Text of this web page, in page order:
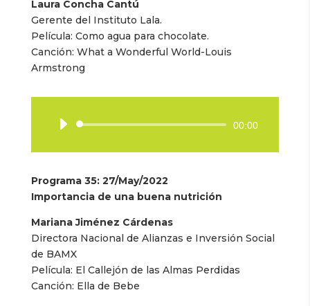
Laura Concha Cantú
Gerente del Instituto Lala.
Película: Como agua para chocolate.
Canción: What a Wonderful World-Louis
Armstrong
Reproductor
audio
00:00
Programa 35: 27/May/2022
Importancia de una buena nutrición
Mariana Jiménez Cárdenas
Directora Nacional de Alianzas e Inversión Social
de BAMX
Película: El Callejón de las Almas Perdidas
Canción: Ella de Bebe